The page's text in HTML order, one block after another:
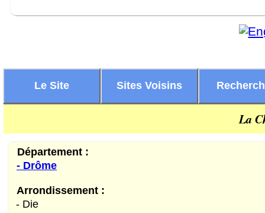
Le Site Sites Voisins
La
Département :
- Drôme
Arrondissement :
- Die